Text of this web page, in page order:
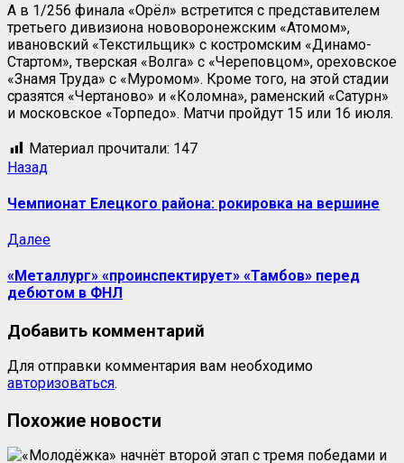
А в 1/256 финала «Орёл» встретится с представителем
третьего дивизиона нововоронежским «Атомом»,
ивановский «Текстильщик» с костромским «Динамо-
Стартом», тверская «Волга» с «Череповцом», ореховское
«Знамя Труда» с «Муромом». Кроме того, на этой стадии
сразятся «Чертаново» и «Коломна», раменский «Сатурн»
и московское «Торпедо». Матчи пройдут 15 или 16 июля.
Материал прочитали: 147
Навигация
записи
Назад
Чемпионат Елецкого района: рокировка на вершине
ДалееСледующая
«Металлург» «проинспектирует» «Тамбов» перед
дебютом в ФНЛ
Добавить комментарий
Для отправки комментария вам необходимо
авторизоваться.
Похожие новости